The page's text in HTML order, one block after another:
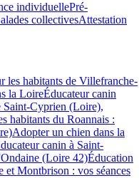
individuellePré-
collectivesAttestation
les habitants de Villefranche-
la LoireÉducateur canin
Saint-Cyprien (Loire),
habitants du Roannais :
Adopter un chien dans la
canin à Saint-
(Loire 42)Éducation
et Montbrison : vos séances